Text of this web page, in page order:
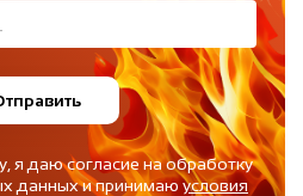
я даю согласие на обработку
данных и принимаюусловия